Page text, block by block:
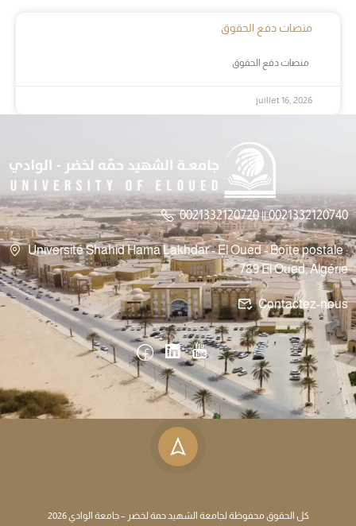
منصات دفع الحقوق
juillet 16, 2026
0021332120720 || 0021332120740
Université Shahid Hama Lakhdar - El Oued - Boîte postale :
789 El Oued, Algérie
Contactez-nous
كل الحقوق محفوظة لجامعة الشهيد حمة لخضر – جامعة الوادي 2026